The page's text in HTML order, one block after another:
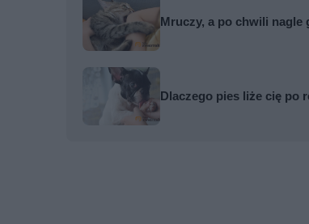
Mruczy, a po chwili nagle
Dlaczego pies liże cię po